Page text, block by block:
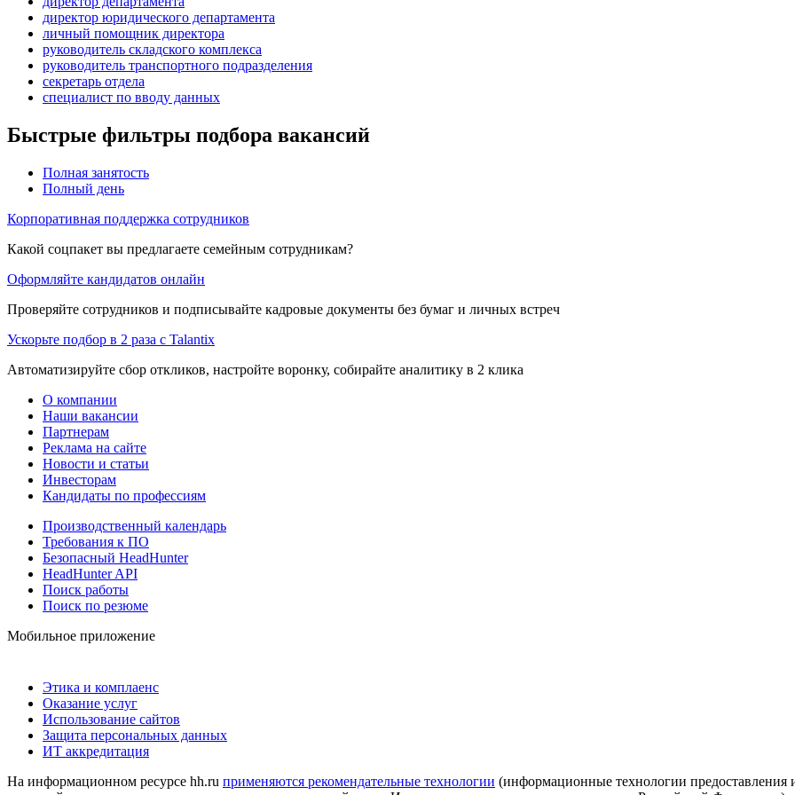
директор юридического департамента
личный помощник директора
руководитель складского комплекса
руководитель транспортного подразделения
секретарь отдела
специалист по вводу данных
Быстрые фильтры подбора вакансий
Полная занятость
Полный день
Корпоративная поддержка сотрудников
Какой соцпакет вы предлагаете семейным сотрудникам?
Оформляйте кандидатов онлайн
Проверяйте сотрудников и подписывайте кадровые документы без бумаг и личных встреч
Ускорьте подбор в 2 раза с Talantix
Автоматизируйте сбор откликов, настройте воронку, собирайте аналитику в 2 клика
О компании
Наши вакансии
Партнерам
Реклама на сайте
Новости и статьи
Инвесторам
Кандидаты по профессиям
Производственный календарь
Требования к ПО
Безопасный HeadHunter
HeadHunter API
Поиск работы
Поиск по резюме
Мобильное приложение
Этика и комплаенс
Оказание услуг
Использование сайтов
Защита персональных данных
ИТ аккредитация
На информационном ресурсе hh.ru применяются рекомендательные технологии (информационные технологии предоставления